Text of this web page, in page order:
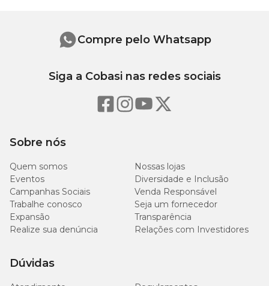
Sobre nós
Quem somos
Nossas lojas
Eventos
Diversidade e Inclusão
Campanhas Sociais
Venda Responsável
Trabalhe conosco
Seja um fornecedor
Expansão
Transparência
Realize sua denúncia
Relações com Investidores
Dúvidas
Compre pelo Whatsapp
Siga a Cobasi nas redes sociais